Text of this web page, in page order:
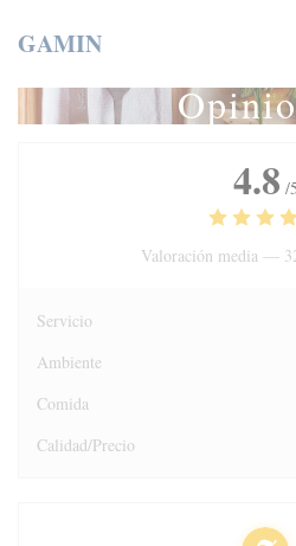
GAMIN
4.8 /5
Valoración media —
Servicio
Ambiente
Comida
Calidad/Precio